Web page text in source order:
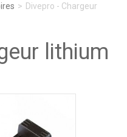
> Divepro - Chargeur
lithium